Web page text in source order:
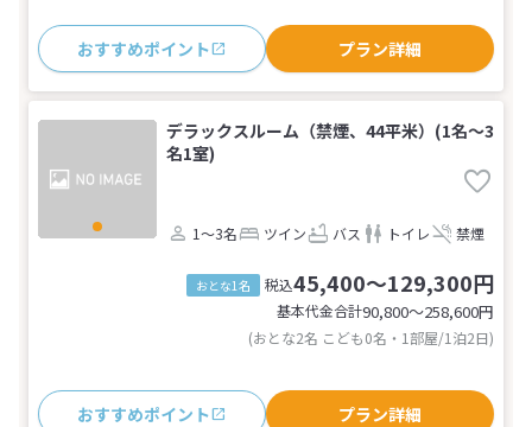
おすすめポイント プラン詳細
デラックスルーム（禁煙、44平米）(1名～3
名1室)
1～3名 ツイン バス トイレ 禁煙
おとな1名 税込45,400～129,300円
基本代金合計90,800〜258,600円
(おとな2名 こども0名・1部屋/1泊2日)
おすすめポイント プラン詳細